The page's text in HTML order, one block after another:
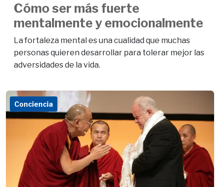
Cómo ser más fuerte
mentalmente y emocionalmente
La fortaleza mental es una cualidad que muchas
personas quieren desarrollar para tolerar mejor las
adversidades de la vida.
Conciencia